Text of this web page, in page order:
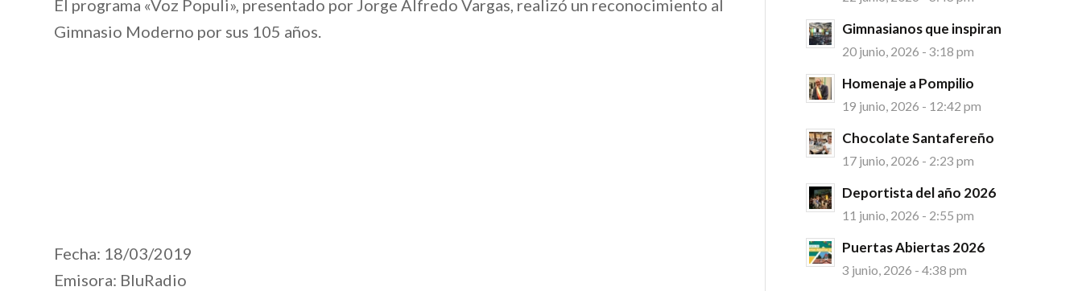
El programa «Voz Populi», presentado por Jorge Alfredo Vargas, realizó un reconocimiento al
Gimnasio Moderno por sus 105 años.
Fecha: 18/03/2019
Emisora: BluRadio
Gimnasianos que inspiran
20 junio, 2026 - 3:18 pm
Homenaje a Pompilio
19 junio, 2026 - 12:42 pm
Chocolate Santafereño
17 junio, 2026 - 2:23 pm
Deportista del año 2026
11 junio, 2026 - 2:55 pm
Puertas Abiertas 2026
3 junio, 2026 - 4:38 pm